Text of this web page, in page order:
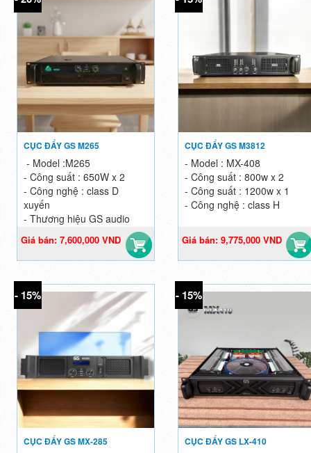
CỤC ĐẨY GS M265
- Model :M265
- Công suất : 650W x 2
- Công nghệ : class D
xuyến
- Thương hiệu GS audio
Giá gốc: 9,500,000 VND
Giá bán: 7,600,000 VND
CỤC ĐẨY GS M3812
- Model : MX-408
- Công suất : 800w x 2
- Công suất : 1200w x 1
- Công nghệ : class H
Giá gốc: 11,500,000 VND
Giá bán: 9,775,000 VND
- 15%
CỤC ĐẨY GS MX-285
- 15%
CỤC ĐẨY GS LX-410